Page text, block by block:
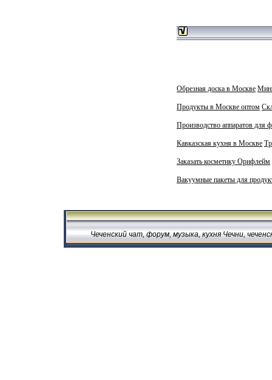
Обрезная доска в Москве
Продукты в Москве оптом
Производство аппаратов для
Кавказская кухня в Москве
Заказать косметику Орифлейм
Вакуумные пакеты для
Чеченский чат, форум, музыка, кухня Чечни,